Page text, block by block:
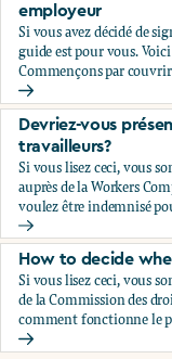
employeur
Si vous avez décidé de
guide est pour vous.
Commençons par
Comment signaler
Devriez-vous
travailleurs?
Si vous lisez ceci, vous
auprès de la Workers
voulez être indemnisé
Devriez-vous
How to decide
Si vous lisez ceci, vous
de la Commission des
comment fonctionne le
How to decide